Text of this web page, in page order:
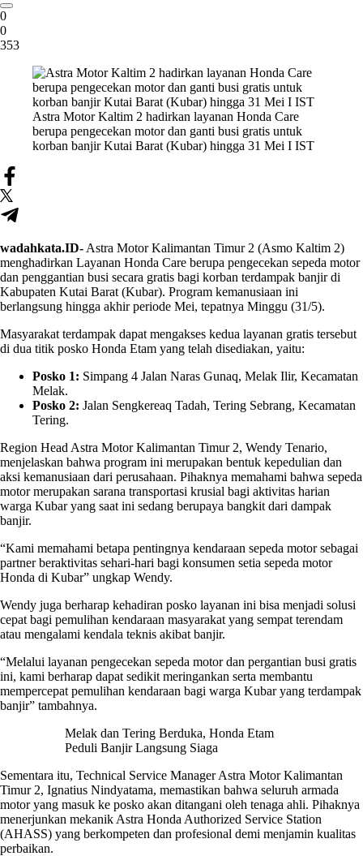
0
0
353
Astra Motor Kaltim 2 hadirkan layanan Honda Care
berupa pengecekan motor dan ganti busi gratis untuk
korban banjir Kutai Barat (Kubar) hingga 31 Mei I IST
wadahkata.ID- Astra Motor Kalimantan Timur 2 (Asmo Kaltim 2)
menghadirkan Layanan Honda Care berupa pengecekan sepeda motor
dan penggantian busi secara gratis bagi korban terdampak banjir di
Kabupaten Kutai Barat (Kubar). Program kemanusiaan ini
berlangsung hingga akhir periode Mei, tepatnya Minggu (31/5).
Masyarakat terdampak dapat mengakses kedua layanan gratis tersebut
di dua titik posko Honda Etam yang telah disediakan, yaitu:
Posko 1: Simpang 4 Jalan Naras Gunaq, Melak Ilir, Kecamatan
Melak.
Posko 2: Jalan Sengkereaq Tadah, Tering Sebrang, Kecamatan
Tering.
Region Head Astra Motor Kalimantan Timur 2, Wendy Tenario,
menjelaskan bahwa program ini merupakan bentuk kepedulian dan
aksi kemanusiaan dari perusahaan. Pihaknya memahami bahwa sepeda
motor merupakan sarana transportasi krusial bagi aktivitas harian
warga Kubar yang saat ini sedang berupaya bangkit dari dampak
banjir.
“Kami memahami betapa pentingnya kendaraan sepeda motor sebagai
partner beraktivitas sehari-hari bagi konsumen setia sepeda motor
Honda di Kubar” ungkap Wendy.
Wendy juga berharap kehadiran posko layanan ini bisa menjadi solusi
cepat bagi pemulihan kendaraan masyarakat yang sempat terendam
atau mengalami kendala teknis akibat banjir.
“Melalui layanan pengecekan sepeda motor dan pergantian busi gratis
ini, kami berharap dapat sedikit meringankan serta membantu
mempercepat pemulihan kendaraan bagi warga Kubar yang terdampak
banjir” tambahnya.
Melak dan Tering Berduka, Honda Etam
Peduli Banjir Langsung Siaga
Sementara itu, Technical Service Manager Astra Motor Kalimantan
Timur 2, Ignatius Nindyatama, memastikan bahwa seluruh armada
motor yang masuk ke posko akan ditangani oleh tenaga ahli. Pihaknya
menerjunkan mekanik Astra Honda Authorized Service Station
(AHASS) yang berkompeten dan profesional demi menjamin kualitas
perbaikan.